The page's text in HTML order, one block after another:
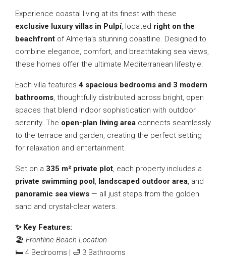
Experience coastal living at its finest with these
exclusive luxury villas in Pulpí, located right on the
beachfront of Almería’s stunning coastline. Designed to
combine elegance, comfort, and breathtaking sea views,
these homes offer the ultimate Mediterranean lifestyle.
Each villa features 4 spacious bedrooms and 3 modern
bathrooms, thoughtfully distributed across bright, open
spaces that blend indoor sophistication with outdoor
serenity. The open-plan living area connects seamlessly
to the terrace and garden, creating the perfect setting
for relaxation and entertainment.
Set on a 335 m² private plot, each property includes a
private swimming pool, landscaped outdoor area, and
panoramic sea views — all just steps from the golden
sand and crystal-clear waters.
✨ Key Features:
🏖️ Frontline Beach Location
🛏️ 4 Bedrooms | 🛁 3 Bathrooms